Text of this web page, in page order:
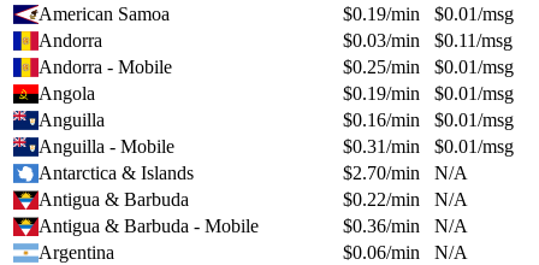
American Samoa
$0.19/min $0.01/msg
Andorra
$0.03/min $0.11/msg
Andorra - Mobile
$0.25/min $0.01/msg
Angola
$0.19/min $0.01/msg
Anguilla
$0.16/min $0.01/msg
Anguilla - Mobile
$0.31/min $0.01/msg
Antarctica & Islands
$2.70/min
N/A
Antigua & Barbuda
$0.22/min
N/A
Antigua & Barbuda - Mobile
$0.36/min
N/A
Argentina
$0.06/min
N/A